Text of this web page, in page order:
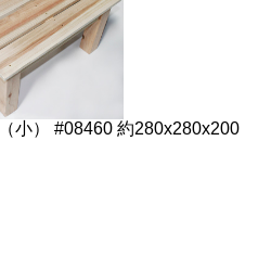
小） #08460 約280x280x200